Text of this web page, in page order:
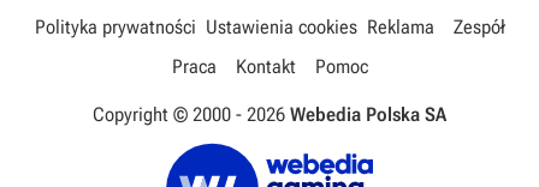
Polityka prywatności Ustawienia cookies Reklama
Zespół
Praca
Kontakt Pomoc
Copyright © 2000 - 2026 Webedia Polska SA